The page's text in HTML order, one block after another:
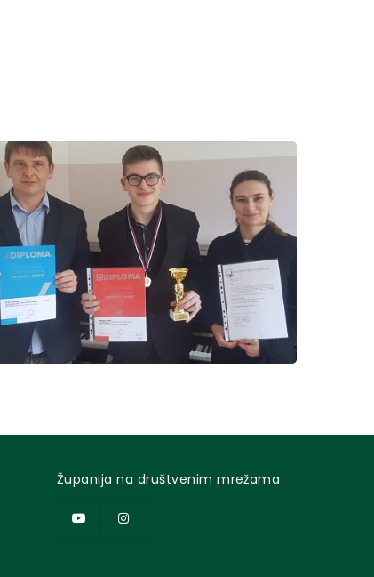
Županija na društvenim mrežama